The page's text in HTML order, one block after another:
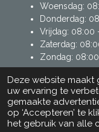
Deze website maakt
uw ervaring te
gemaakte
op ‘Accepteren’ te
het gebruik van alle
Woensdag:
Donderdag:
Vrijdag: 08:00
Zaterdag:
Zondag:
mijn account
Inloggen